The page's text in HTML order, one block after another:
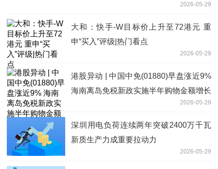
2026-05-29
大和：快手-W目标价上升至72港元 重
申“买入”评级|热门看点
2026-05-29
港股异动 | 中国中免(01880)早盘涨近9%
海南离岛免税新政实施半年购物金额增长
2026-05-29
深圳用电负荷连续两年突破2400万千瓦
新质生产力成重要拉动力
2026-05-29